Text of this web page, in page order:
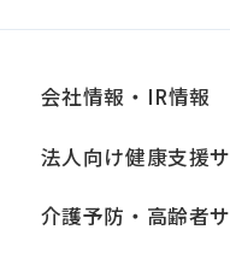
会社情報・IR情報
法人向け健康支援
介護予防・高齢者